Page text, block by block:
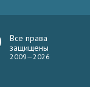
Все права
защищены
2009—2026